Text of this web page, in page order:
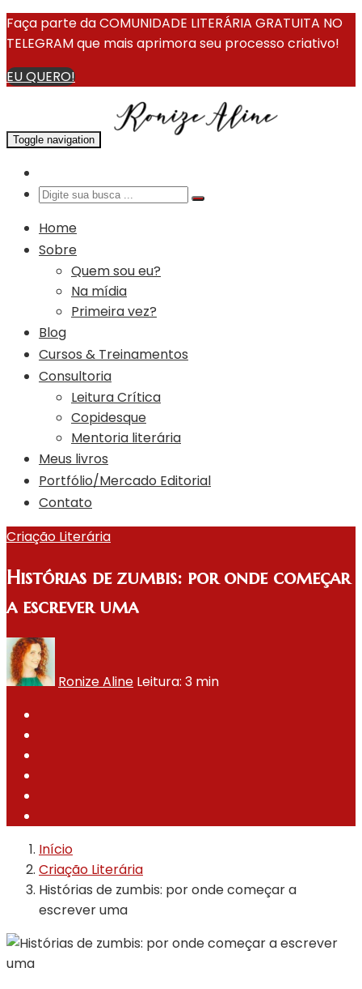
Faça parte da COMUNIDADE LITERÁRIA GRATUITA NO
TELEGRAM que mais aprimora seu processo criativo!
EU QUERO!
Toggle navigation
Home
Sobre
Quem sou eu?
Na mídia
Primeira vez?
Blog
Cursos & Treinamentos
Consultoria
Leitura Crítica
Copidesque
Mentoria literária
Meus livros
Portfólio/Mercado Editorial
Contato
Criação Literária
Histórias de zumbis: por onde começar
a escrever uma
Ronize Aline Leitura: 3 min
Início
Criação Literária
Histórias de zumbis: por onde começar a
escrever uma